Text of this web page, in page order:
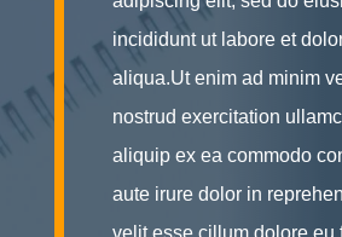
incididunt ut labore et
aliqua.Ut enim ad minim
nostrud exercitation
aliquip ex ea commodo
aute irure dolor in